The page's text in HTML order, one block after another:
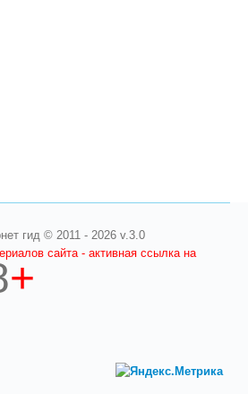
гид © 2011 - 2026 v.3.0
сайта - активная ссылка на
+